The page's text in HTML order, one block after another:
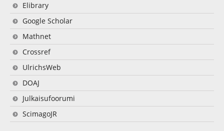
Elibrary
Google Scholar
Mathnet
Crossref
UlrichsWeb
DOAJ
Julkaisufoorumi
ScimagoJR